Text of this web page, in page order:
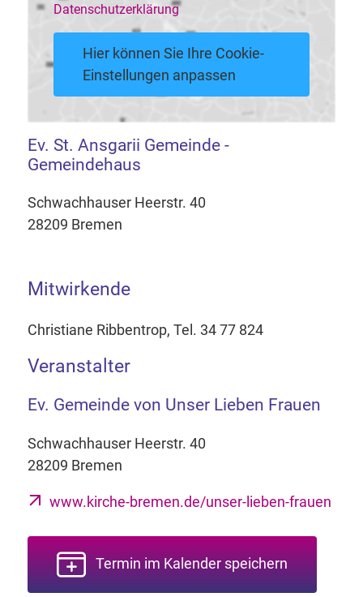
Datenschutzerklärung
Hier können Sie Ihre Cookie-
Einstellungen anpassen
Ev. St. Ansgarii Gemeinde -
Gemeindehaus
Schwachhauser Heerstr. 40
28209 Bremen
Mitwirkende
Christiane Ribbentrop, Tel. 34 77 824
Veranstalter
Ev. Gemeinde von Unser Lieben Frauen
Schwachhauser Heerstr. 40
28209 Bremen
www.kirche-bremen.de/unser-lieben-frauen
Termin im Kalender speichern